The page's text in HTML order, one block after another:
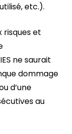
etc.).
risques et
ne saurait
dommage
d’une
au